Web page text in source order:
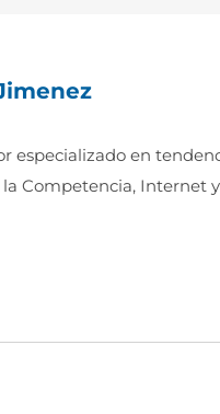
especializado en
Competencia, Internet